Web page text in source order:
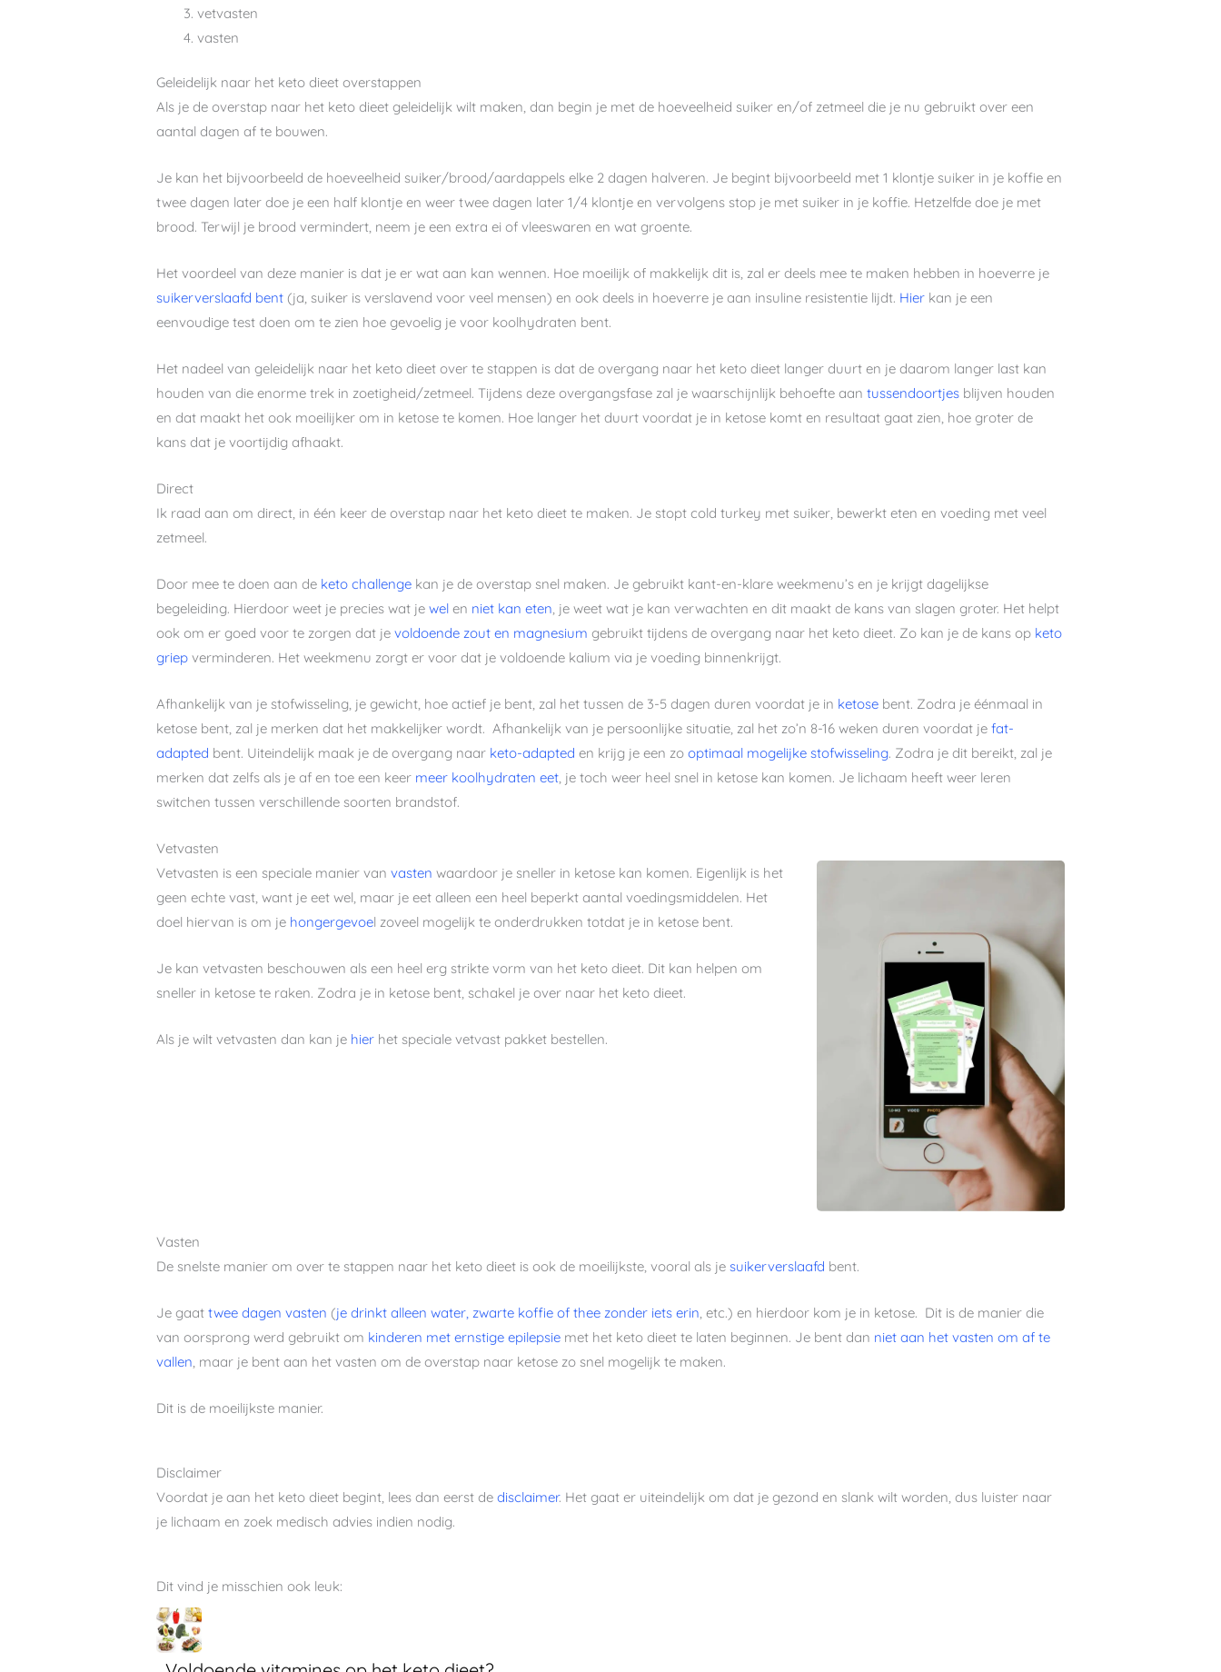
vetvasten
vasten
Geleidelijk naar het keto dieet overstappen
Als je de overstap naar het keto dieet geleidelijk wilt maken, dan begin je met de hoeveelheid suiker en/of zetmeel die je nu gebruikt over een
aantal dagen af te bouwen.
Je kan het bijvoorbeeld de hoeveelheid suiker/brood/aardappels elke 2 dagen halveren. Je begint bijvoorbeeld met 1 klontje suiker in je koffie en
twee dagen later doe je een half klontje en weer twee dagen later 1/4 klontje en vervolgens stop je met suiker in je koffie. Hetzelfde doe je met
brood. Terwijl je brood vermindert, neem je een extra ei of vleeswaren en wat groente.
Het voordeel van deze manier is dat je er wat aan kan wennen. Hoe moeilijk of makkelijk dit is, zal er deels mee te maken hebben in hoeverre je
suikerverslaafd bent (ja, suiker is verslavend voor veel mensen) en ook deels in hoeverre je aan insuline resistentie lijdt. Hier kan je een
eenvoudige test doen om te zien hoe gevoelig je voor koolhydraten bent.
Het nadeel van geleidelijk naar het keto dieet over te stappen is dat de overgang naar het keto dieet langer duurt en je daarom langer last kan
houden van die enorme trek in zoetigheid/zetmeel. Tijdens deze overgangsfase zal je waarschijnlijk behoefte aantussendoortjes blijven houden
en dat maakt het ook moeilijker om in ketose te komen. Hoe langer het duurt voordat je in ketose komt en resultaat gaat zien, hoe groter de
kans dat je voortijdig afhaakt.
Direct
Ik raad aan om direct, in één keer de overstap naar het keto dieet te maken. Je stopt cold turkey met suiker, bewerkt eten en voeding met veel
zetmeel.
Door mee te doen aan de keto challenge kan je de overstap snel maken. Je gebruikt kant-en-klare weekmenu’s en je krijgt dagelijkse
begeleiding. Hierdoor weet je precies wat jewelen niet kan eten, je weet wat je kan verwachten en dit maakt de kans van slagen groter. Het helpt
ook om er goed voor te zorgen dat jevoldoende zout en magnesium gebruikt tijdens de overgang naar het keto dieet. Zo kan je de kans op keto
griep verminderen. Het weekmenu zorgt er voor dat je voldoende kalium via je voeding binnenkrijgt.
Afhankelijk van je stofwisseling, je gewicht, hoe actief je bent, zal het tussen de 3-5 dagen duren voordat je in ketose bent. Zodra je éénmaal in
ketose bent, zal je merken dat het makkelijker wordt. Afhankelijk van je persoonlijke situatie, zal het zo’n 8-16 weken duren voordat jefat-
adapted bent. Uiteindelijk maak je de overgang naar keto-adapted en krijg je een zooptimaal mogelijke stofwisseling. Zodra je dit bereikt, zal je
merken dat zelfs als je af en toe een keer meer koolhydraten eet, je toch weer heel snel in ketose kan komen. Je lichaam heeft weer leren
switchen tussen verschillende soorten brandstof.
Vetvasten
Vetvasten is een speciale manier vanvasten waardoor je sneller in ketose kan komen. Eigenlijk is het
geen echte vast, want je eet wel, maar je eet alleen een heel beperkt aantal voedingsmiddelen. Het
doel hiervan is om je hongergevoel zoveel mogelijk te onderdrukken totdat je in ketose bent.
Je kan vetvasten beschouwen als een heel erg strikte vorm van het keto dieet. Dit kan helpen om
sneller in ketose te raken. Zodra je in ketose bent, schakel je over naar het keto dieet.
Als je wilt vetvasten dan kan je hier het speciale vetvast pakket bestellen.
Vasten
De snelste manier om over te stappen naar het keto dieet is ook de moeilijkste, vooral als jesuikerverslaafd bent.
Je gaattwee dagen vasten (je drinkt alleen water, zwarte koffie of thee zonder iets erin, etc.) en hierdoor kom je in ketose. Dit is de manier die
van oorsprong werd gebruikt om kinderen met ernstige epilepsie met het keto dieet te laten beginnen. Je bent dan niet aan het vasten om af te
vallen, maar je bent aan het vasten om de overstap naar ketose zo snel mogelijk te maken.
Dit is de moeilijkste manier.
Disclaimer
Voordat je aan het keto dieet begint, lees dan eerst dedisclaimer. Het gaat er uiteindelijk om dat je gezond en slank wilt worden, dus luister naar
je lichaam en zoek medisch advies indien nodig.
Dit vind je misschien ook leuk: